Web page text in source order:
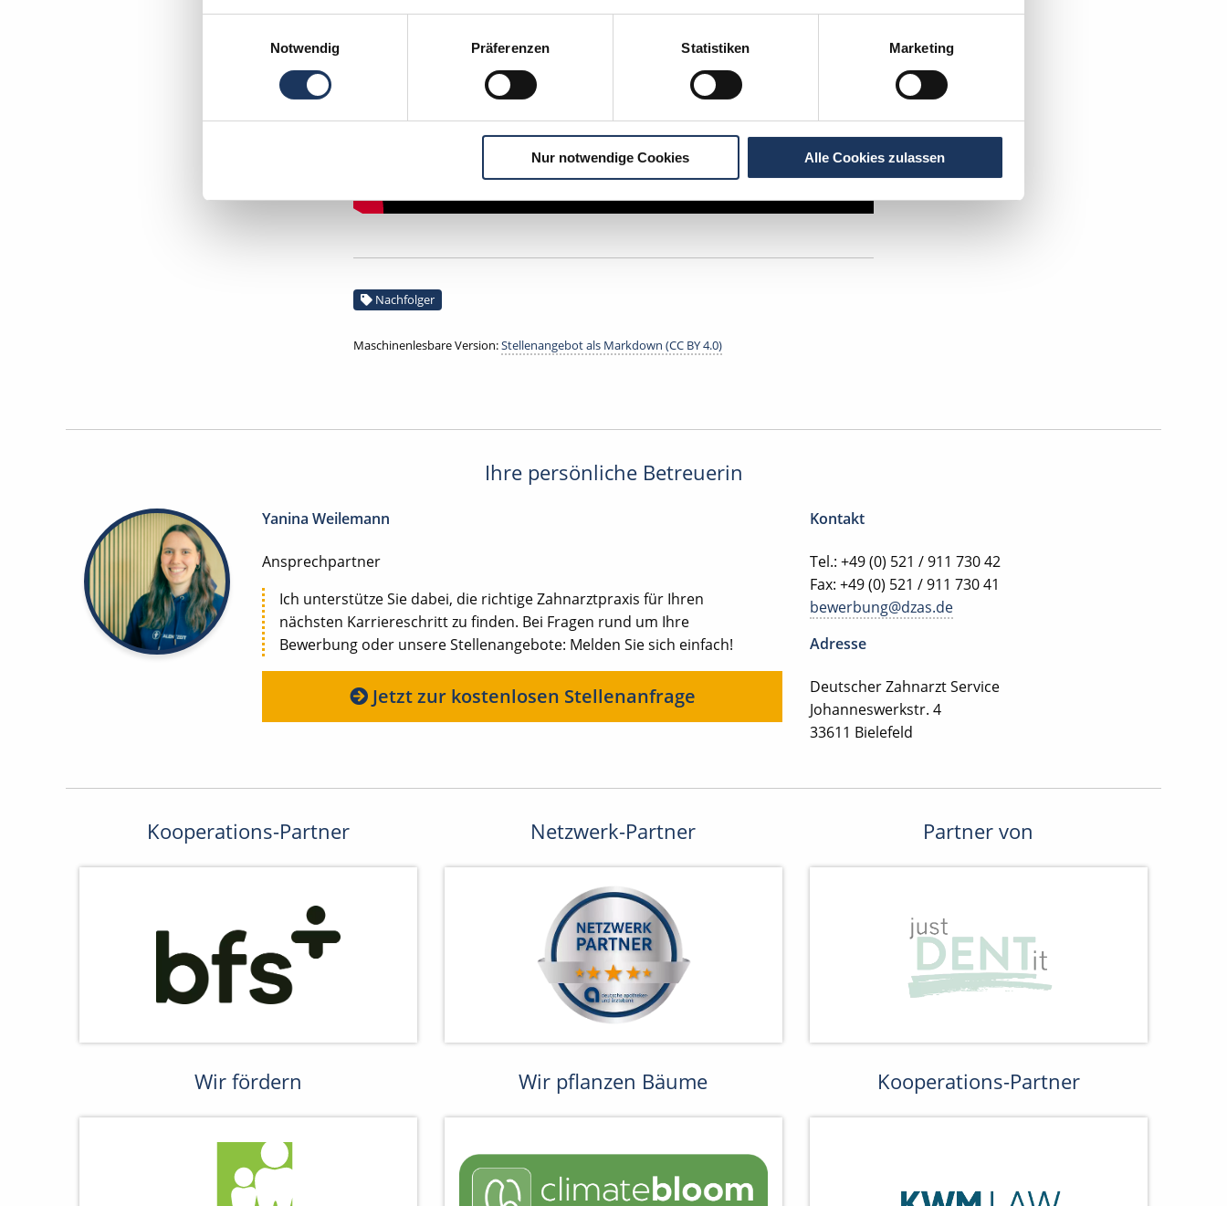
Notwendig
Präferenzen Statistiken Marketing
Nur notwendige Cookies Alle Cookies zulassen
Nachfolger
Maschinenlesbare Version:Stellenangebot als Markdown (CC BY 4.0)
Ihre persönliche Betreuerin
Yanina Weilemann
Ansprechpartner
Ich unterstütze Sie dabei, die richtige Zahnarztpraxis für Ihren
nächsten Karriereschritt zu finden. Bei Fragen rund um Ihre
Bewerbung oder unsere Stellenangebote: Melden Sie sich einfach!
Jetzt zur kostenlosen Stellenanfrage
Kontakt
Tel.: +49 (0) 521 / 911 730 42
Fax: +49 (0) 521 / 911 730 41
bewerbung@dzas.de
Adresse
Deutscher Zahnarzt Service
Johanneswerkstr. 4
33611 Bielefeld
Kooperations-Partner Netzwerk-Partner Partner von
Wir fördern Wir pflanzen Bäume Kooperations-Partner